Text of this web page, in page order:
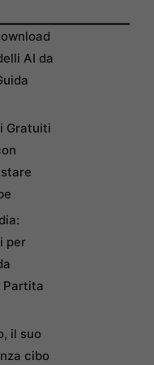
AI da
Gratuiti
per
Partita
il suo
cibo